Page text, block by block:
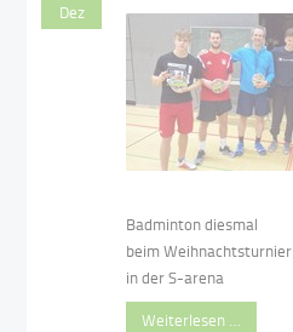
Dez
Badminton diesmal
beim Weihnachtsturnier
in der S-arena
Weiterlesen …